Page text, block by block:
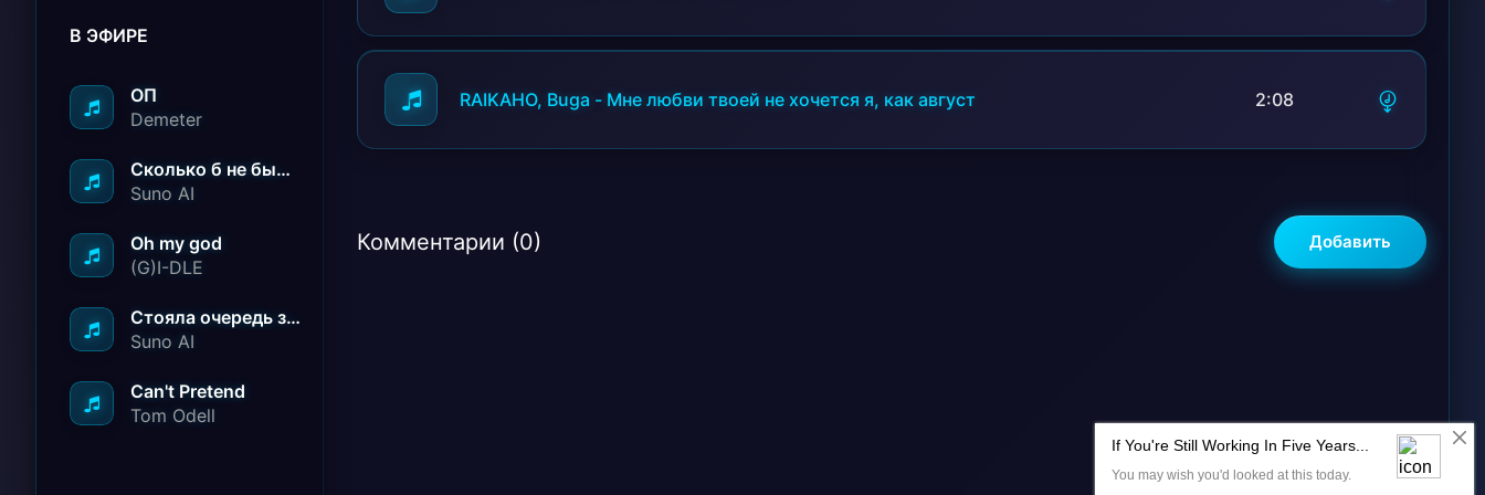
В ЭФИРЕ
ОП
Demeter
Сколько б не было вам лет не грустите
Suno AI
Oh my god
(G)I-DLE
Стояла очередь за радостью
Suno AI
Can't Pretend
Tom Odell
RAIKAHO, Buga - Мне любви твоей не хочется я, как август 2:08
Комментарии (0) Добавить